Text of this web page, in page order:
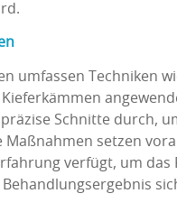
umfassen Techniken
Schnitte durch,
Maßnahmen setzen
verfügt, um das